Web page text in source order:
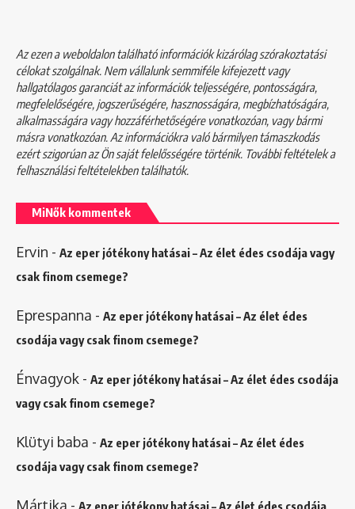
Az ezen a weboldalon található információk kizárólag szórakoztatási
célokat szolgálnak. Nem vállalunk semmiféle kifejezett vagy
hallgatólagos garanciát az információk teljességére, pontosságára,
megfelelőségére, jogszerűségére, hasznosságára, megbízhatóságára,
alkalmasságára vagy hozzáférhetőségére vonatkozóan, vagy bármi
másra vonatkozóan. Az információkra való bármilyen támaszkodás
ezért szigorúan az Ön saját felelősségére történik. További feltételek a
felhasználási feltételekbentalálhatók.
MiNők kommentek
Ervin - Az eper jótékony hatásai – Az élet édes csodája vagy
csak finom csemege?
Eprespanna - Az eper jótékony hatásai – Az élet édes
csodája vagy csak finom csemege?
Énvagyok - Az eper jótékony hatásai – Az élet édes csodája
vagy csak finom csemege?
Klütyi baba - Az eper jótékony hatásai – Az élet édes
csodája vagy csak finom csemege?
Mártika -